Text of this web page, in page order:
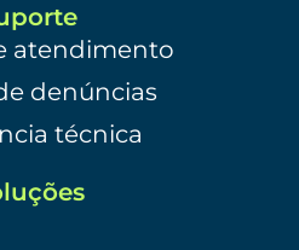
atendimento
denúncias
técnica